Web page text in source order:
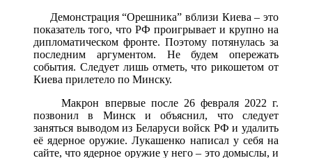
Демонстрация “Орешника” вблизи Киева – это
показатель того, что РФ проигрывает и крупно на
дипломатическом фронте. Поэтому потянулась за
последним аргументом. Не будем опережать
события. Следует лишь отметь, что рикошетом от
Киева прилетело по Минску.
Макрон впервые после 26 февраля 2022 г.
позвонил в Минск и объяснил, что следует
заняться выводом из Беларуси войск РФ и удалить
её ядерное оружие. Лукашенко написал у себя на
сайте, что ядерное оружие у него – это домыслы, и